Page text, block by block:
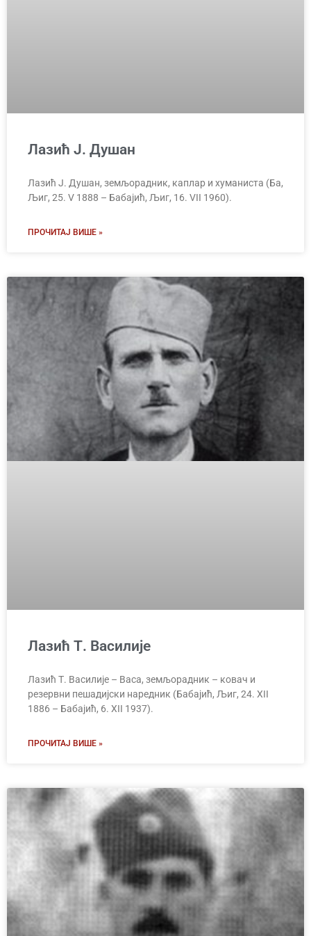
Лазић Ј. Душан
Лазић Ј. Душан, земљорадник, каплар и хуманиста (Ба,
Љиг, 25. V 1888 – Бабајић, Љиг, 16. VII 1960).
ПРОЧИТАЈ ВИШЕ »
Лазић Т. Василијe
Лазић Т. Василије – Васа, земљорадник – ковач и
резервни пешадијски наредник (Бабајић, Љиг, 24. XII
1886 – Бабајић, 6. XII 1937).
ПРОЧИТАЈ ВИШЕ »